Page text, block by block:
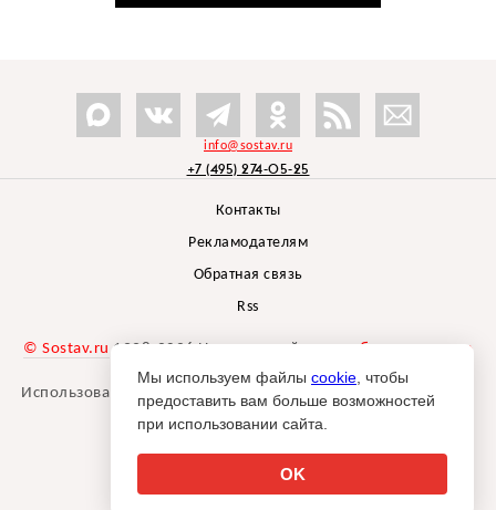
info@sostav.ru
+7 (495) 274-05-25
Контакты
Рекламодателям
Обратная связь
Rss
© Sostav.ru 1998-2026 Независимый проектбрендингового
агентства Depot
Использование материалов Sostav.ru допустимо только при
указании источника.
Мы используем файлы cookie , чтобы
предоставить вам больше возможностей
при использовании сайта.
OK